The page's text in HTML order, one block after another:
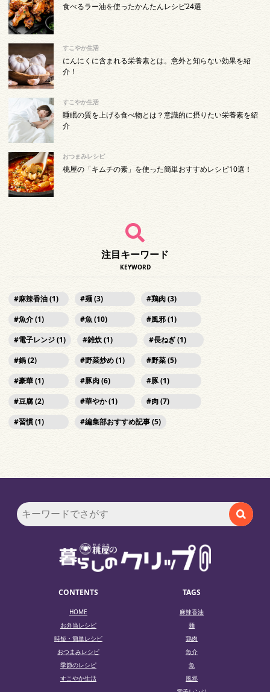
食べるラー油を使ったかんたんレシピ24選
すこやか生活
にんにくに含まれる栄養素とは。意外と知らない効果を紹
介！
すこやか生活
睡眠の質を上げる食べ物とは？意識的に摂りたい栄養素を紹
介
おつまみレシピ
桃屋の「キムチの素」を使った簡単おすすめレシピ10選！
注目キーワード
KEYWORD
麻辣香油 (1) 麺 (3)
鶏肉 (3)
魚介 (1)
魚 (10)
風邪 (1)
電子レンジ (1)
雑炊 (1)
長ねぎ (1)
鍋 (2)
野菜炒め (1)
野菜 (5)
豪華 (1)
豚肉 (6)
豚 (1)
豆腐 (2)
華やか (1)
肉 (7)
習慣 (1)
編集部おすすめ記事 (5)
CONTENTS
HOME
お弁当レシピ
時短・簡単レシピ
おつまみレシピ
季節のレシピ
すこやか生活
TAGS
麻辣香油
麺
鶏肉
魚介
魚
風邪